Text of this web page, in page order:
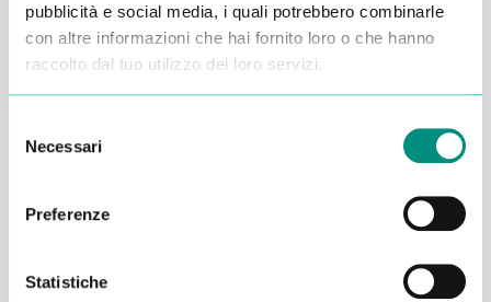
pubblicità e social media, i quali potrebbero combinarle
con altre informazioni che hai fornito loro o che hanno
raccolto dal tuo utilizzo dei loro servizi.
delNecessari
Preferenze
Statistiche